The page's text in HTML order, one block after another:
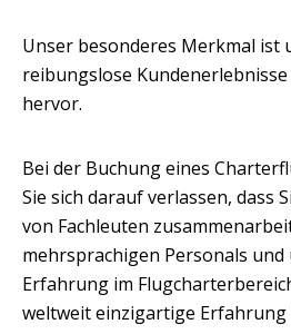
Unser besonderes Merkmal ist
reibungslose
hervor.
Bei der Buchung eines
Sie sich darauf verlassen, dass
von Fachleuten
mehrsprachigen Personals
Erfahrung im
weltweit einzigartige Erfahrung